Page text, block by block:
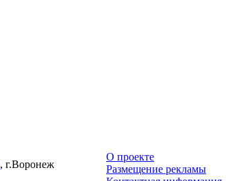
, г.Воронеж
О проекте
Размещение рекламы